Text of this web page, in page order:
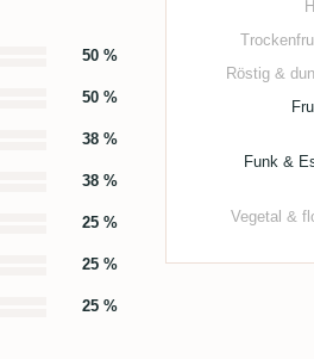
50 %
50 %
38 %
38 %
25 %
25 %
25 %
Röstig &
Funk &
Vegetal &